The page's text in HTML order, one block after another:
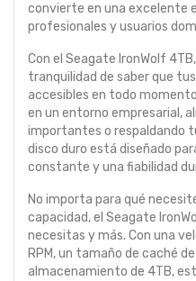
convierte en una excelente
profesionales y usuarios
Con el Seagate IronWolf
tranquilidad de saber que
accesibles en todo
en un entorno empresarial,
importantes o respaldando
disco duro está diseñado
constante y una fiabilidad
No importa para qué
capacidad, el Seagate
necesitas y más. Con una
RPM, un tamaño de caché
almacenamiento de 4TB,